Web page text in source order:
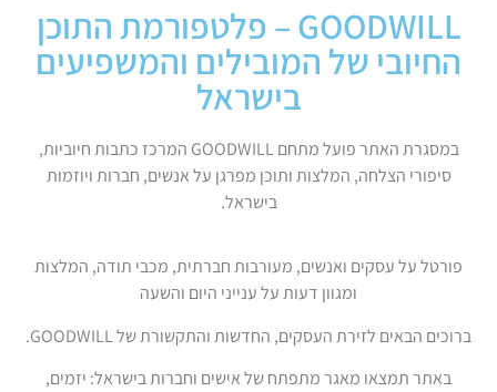
GOODWILL – פלטפורמת התוכן
החיובי של המובילים והמשפיעים
בישראל
במסגרת האתר פועל מתחם GOODWILL המרכז כתבות חיוביות,
סיפורי הצלחה, המלצות ותוכן מפרגן על אנשים, חברות ויוזמות
בישראל.
פורטל על עסקים ואנשים, מעורבות חברתית, מכבי תודה, המלצות
ומגוון דעות על ענייני היום והשעה
ברוכים הבאים לזירת העסקים, החדשות והתקשורת של GOODWILL.
באתר תמצאו מאגר מתפתח של אישים וחברות בישראל: יזמים,